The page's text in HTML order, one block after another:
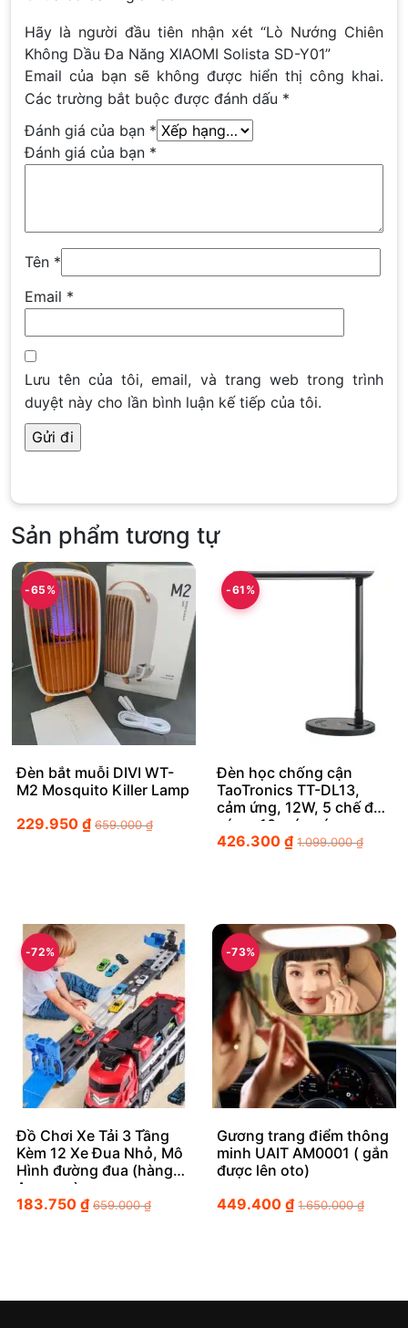
Hãy là người đầu tiên nhận xét “Lò Nướng Chiên
Không Dầu Đa Năng XIAOMI Solista SD-Y01”
Email của bạn sẽ không được hiển thị công khai.
Các trường bắt buộc được đánh dấu *
Đánh giá của bạn *
Đánh giá của bạn *
Tên *
Email *
Lưu tên của tôi, email, và trang web trong trình
duyệt này cho lần bình luận kế tiếp của tôi.
Sản phẩm tương tự
-65%
Đèn bắt muỗi DIVI WT-
M2 Mosquito Killer Lamp
229.950 ₫ 659.000₫
-61%
Đèn học chống cận
TaoTronics TT-DL13,
cảm ứng, 12W, 5 chế độ
sáng, 10 mức sáng
426.300₫ 1.099.000₫
-72%
Đồ Chơi Xe Tải 3 Tầng
Kèm 12 Xe Đua Nhỏ, Mô
Hình đường đua (hàng
Amazon)
183.750 ₫ 659.000₫
-73%
Gương trang điểm thông
minh UAIT AM0001 ( gắn
được lên oto)
449.400₫ 1.650.000₫